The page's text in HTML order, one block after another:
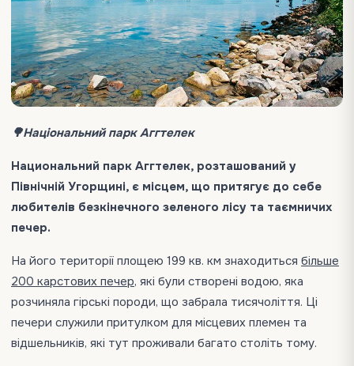
🌳Національний парк Аггтелек
Национальний парк Аггтелек, розташований у
Північній Угорщині, є місцем, що притягує до себе
любителів безкінечного зеленого лісу та таємничих
печер.
На його території площею 199 кв. км знаходиться більше
200 карстових печер, які були створені водою, яка
розчиняла гірські породи, що забрала тисячоліття. Ці
печери служили притулком для місцевих племен та
відшельників, які тут проживали багато століть тому.